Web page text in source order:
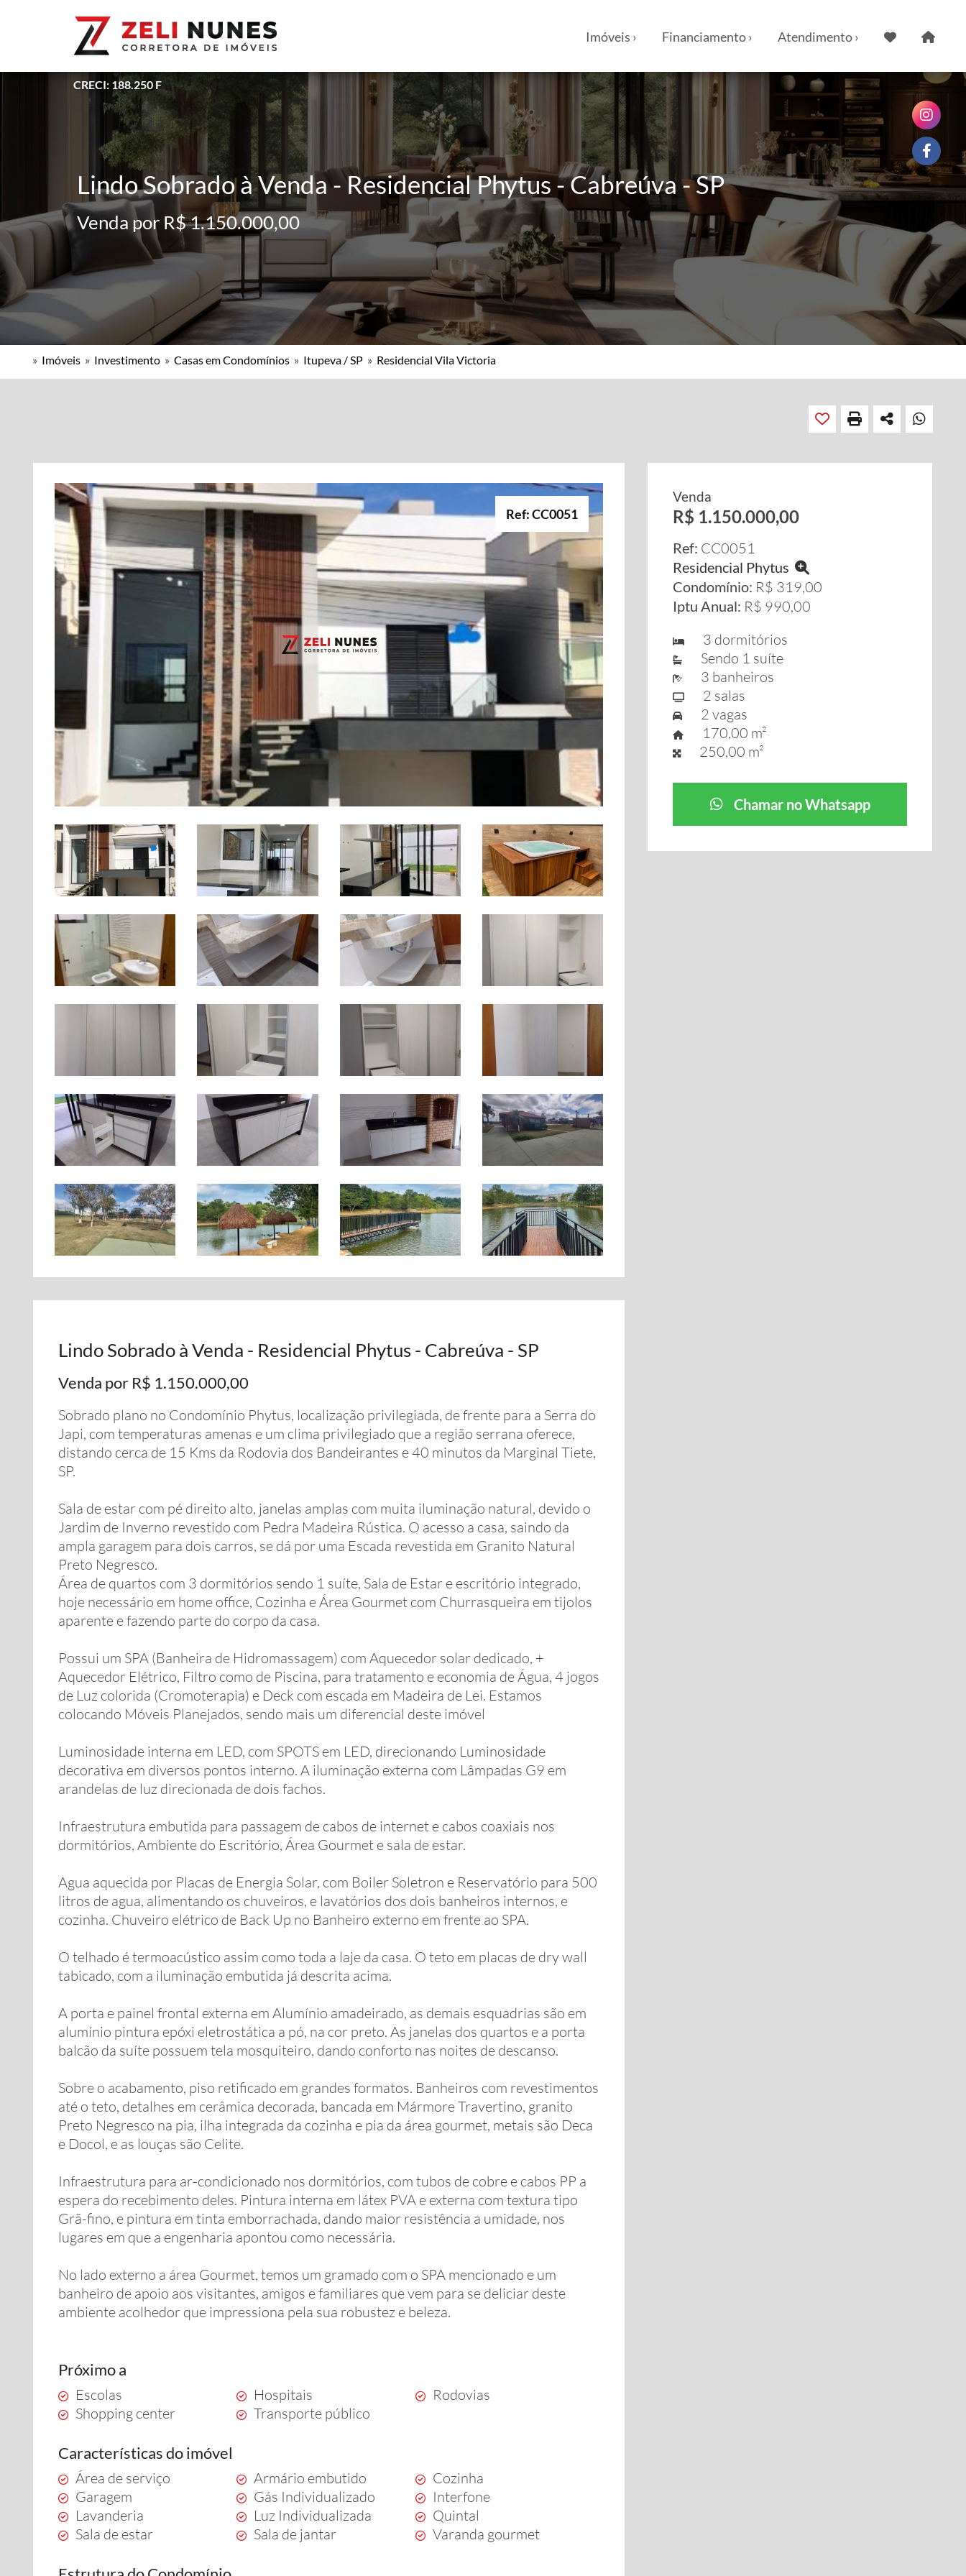
CRECI: 188.250 F
Imóveis › Financiamento › Atendimento ›
Lindo Sobrado à Venda - Residencial Phytus - Cabreúva - SP
Venda por R$ 1.150.000,00
» Imóveis » Investimento » Casas em Condomínios » Itupeva / SP » Residencial Vila Victoria
Ref: CC0051
Lindo Sobrado à Venda - Residencial Phytus - Cabreúva - SP
Venda por R$ 1.150.000,00
Sobrado plano no Condomínio Phytus, localização privilegiada, de frente para a Serra do
Japi, com temperaturas amenas e um clima privilegiado que a região serrana oferece,
distando cerca de 15 Kms da Rodovia dos Bandeirantes e 40 minutos da Marginal Tiete,
SP.
Sala de estar com pé direito alto, janelas amplas com muita iluminação natural, devido o
Jardim de Inverno revestido com Pedra Madeira Rústica. O acesso a casa, saindo da
ampla garagem para dois carros, se dá por uma Escada revestida em Granito Natural
Preto Negresco.
Área de quartos com 3 dormitórios sendo 1 suíte, Sala de Estar e escritório integrado,
hoje necessário em home office, Cozinha e Área Gourmet com Churrasqueira em tijolos
aparente e fazendo parte do corpo da casa.
Possui um SPA (Banheira de Hidromassagem) com Aquecedor solar dedicado, +
Aquecedor Elétrico, Filtro como de Piscina, para tratamento e economia de Água, 4 jogos
de Luz colorida (Cromoterapia) e Deck com escada em Madeira de Lei. Estamos
colocando Móveis Planejados, sendo mais um diferencial deste imóvel
Luminosidade interna em LED, com SPOTS em LED, direcionando Luminosidade
decorativa em diversos pontos interno. A iluminação externa com Lâmpadas G9 em
arandelas de luz direcionada de dois fachos.
Infraestrutura embutida para passagem de cabos de internet e cabos coaxiais nos
dormitórios, Ambiente do Escritório, Área Gourmet e sala de estar.
Agua aquecida por Placas de Energia Solar, com Boiler Soletron e Reservatório para 500
litros de agua, alimentando os chuveiros, e lavatórios dos dois banheiros internos, e
cozinha. Chuveiro elétrico de Back Up no Banheiro externo em frente ao SPA.
O telhado é termoacústico assim como toda a laje da casa. O teto em placas de dry wall
tabicado, com a iluminação embutida já descrita acima.
A porta e painel frontal externa em Alumínio amadeirado, as demais esquadrias são em
alumínio pintura epóxi eletrostática a pó, na cor preto. As janelas dos quartos e a porta
balcão da suíte possuem tela mosquiteiro, dando conforto nas noites de descanso.
Sobre o acabamento, piso retificado em grandes formatos. Banheiros com revestimentos
até o teto, detalhes em cerâmica decorada, bancada em Mármore Travertino, granito
Preto Negresco na pia, ilha integrada da cozinha e pia da área gourmet, metais são Deca
e Docol, e as louças são Celite.
Infraestrutura para ar-condicionado nos dormitórios, com tubos de cobre e cabos PP a
espera do recebimento deles. Pintura interna em látex PVA e externa com textura tipo
Grã-fino, e pintura em tinta emborrachada, dando maior resistência a umidade, nos
lugares em que a engenharia apontou como necessária.
No lado externo a área Gourmet, temos um gramado com o SPA mencionado e um
banheiro de apoio aos visitantes, amigos e familiares que vem para se deliciar deste
ambiente acolhedor que impressiona pela sua robustez e beleza.
Próximo a
Escolas Hospitais
Rodovias
Shopping center
Transporte público
Características do imóvel
Área de serviço Armário embutido
Cozinha
Garagem
Gás Individualizado
Interfone
Lavanderia
Luz Individualizada
Quintal
Sala de estar
Sala de jantar Varanda gourmet
Venda
R$ 1.150.000,00
Ref: CC0051
Residencial Phytus
Condomínio: R$ 319,00
Iptu Anual: R$ 990,00
3 dormitórios
Sendo 1 suíte
3 banheiros
2 salas
2 vagas
170,00 m²
250,00 m²
Chamar no Whatsapp